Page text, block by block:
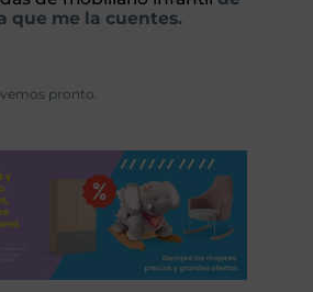
que me la cuentes.
pronto.